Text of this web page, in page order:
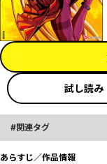
試し読み
関連タグ
あらすじ／作品情報